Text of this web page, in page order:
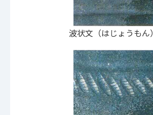
波状文（はじょうもん）